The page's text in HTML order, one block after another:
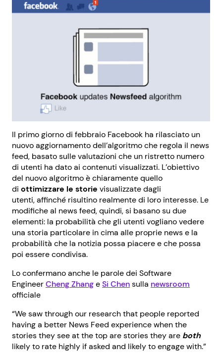
Il primo giorno di febbraio Facebook ha rilasciato un
nuovo aggiornamento dell’algoritmo che regola il news
feed, basato sulle valutazioni che un ristretto numero
di utenti ha dato ai contenuti visualizzati. L’obiettivo
del nuovo algoritmo è chiaramente quello
di ottimizzare le storie visualizzate dagli
utenti, affinché risultino realmente di loro interesse. Le
modifiche al news feed, quindi, si basano su due
elementi: la probabilità che gli utenti vogliano vedere
una storia particolare in cima alle proprie news e la
probabilità che la notizia possa piacere e che possa
poi essere condivisa.
Lo confermano anche le parole dei Software
EngineerCheng ZhangeSi Chensulla newsroom
officiale
“We saw through our research that people reported
having a better News Feed experience when the
stories they see at the top are stories they are both
likely to rate highly if asked and likely to engage with.”